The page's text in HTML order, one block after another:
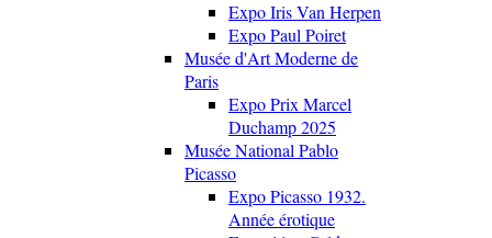
Expo Iris Van Herpen
Expo Paul Poiret
Musée d'Art Moderne de
Paris
Expo Prix Marcel
Duchamp 2025
Musée National Pablo
Picasso
Expo Picasso 1932.
Année érotique